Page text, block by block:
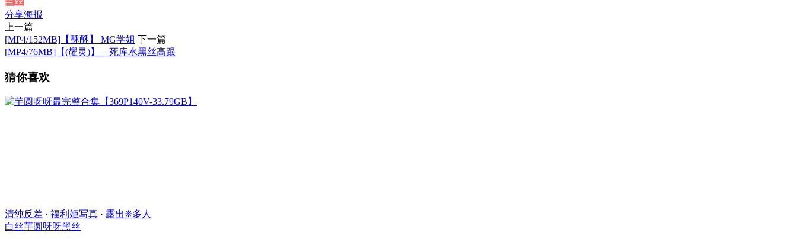
白丝
分享海报
上一篇
[MP4/152MB]【酥酥】 MG学姐 下一篇
[MP4/76MB]【(耀灵)】 – 死库水黑丝高跟
猜你喜欢
清纯反差 · 福利姬写真 · 露出❈多人
白丝芋圆呀呀黑丝